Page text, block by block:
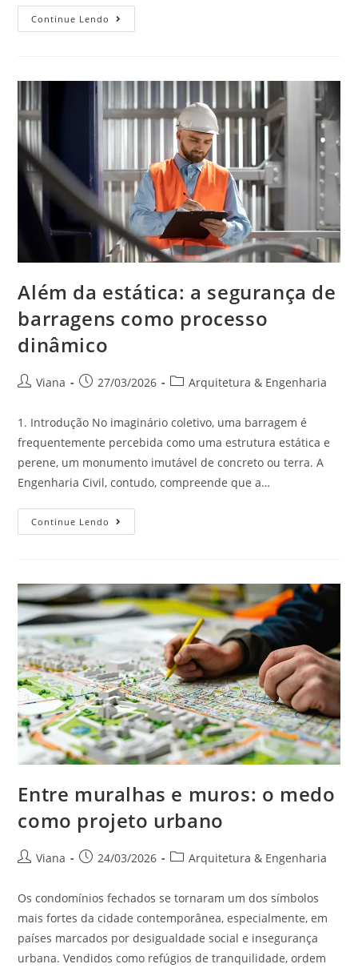
Continue Lendo
Além da estática: a segurança de
barragens como processo
dinâmico
Viana 27/03/2026 Arquitetura & Engenharia
1. Introdução No imaginário coletivo, uma barragem é
frequentemente percebida como uma estrutura estática e
perene, um monumento imutável de concreto ou terra. A
Engenharia Civil, contudo, compreende que a…
Continue Lendo
Entre muralhas e muros: o medo
como projeto urbano
Viana 24/03/2026 Arquitetura & Engenharia
Os condomínios fechados se tornaram um dos símbolos
mais fortes da cidade contemporânea, especialmente, em
países marcados por desigualdade social e insegurança
urbana. Vendidos como refúgios de tranquilidade, ordem